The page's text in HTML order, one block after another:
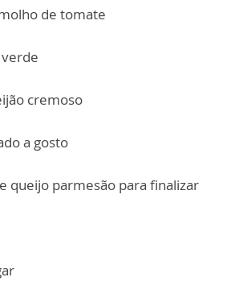
de tomate
cremoso
a gosto
queijo parmesão para finalizar